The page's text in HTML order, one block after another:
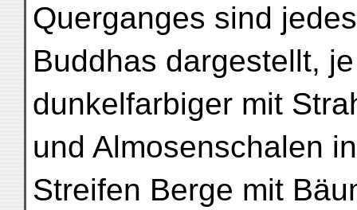
Querganges sind
Buddhas dargestellt,
dunkelfarbiger mit
und Almosenschalen
Streifen Berge mit